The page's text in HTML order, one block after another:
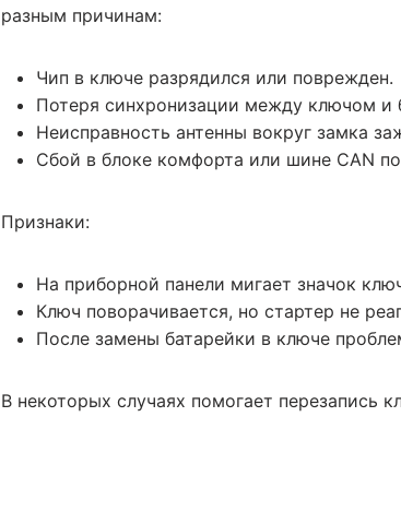
разным причинам:
Чип в ключе разрядился или поврежден.
Потеря синхронизации между ключом и
Неисправность антенны вокруг замка
Сбой в блоке комфорта или шине CAN
Признаки:
На приборной панели мигает значок
Ключ поворачивается, но стартер не
После замены батарейки в ключе
В некоторых случаях помогает перезапись